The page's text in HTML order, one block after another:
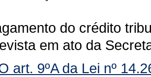
do crédito
em ato da
art. 9ºA da Lei nº